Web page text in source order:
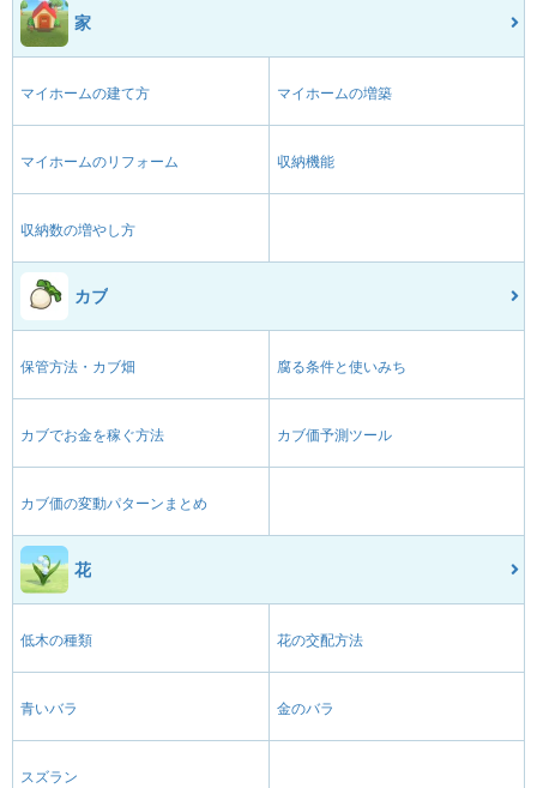
家
マイホームの建て方 マイホームの増築
マイホームのリフォーム 収納機能
収納数の増やし方
カブ
保管方法・カブ畑 腐る条件と使いみち
カブでお金を稼ぐ方法 カブ価予測ツール
カブ価の変動パターンまとめ
花
低木の種類 花の交配方法
青いバラ 金のバラ
スズラン